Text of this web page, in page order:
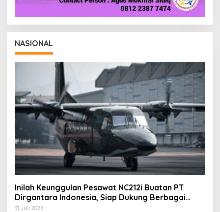
NASIONAL
Inilah Keunggulan Pesawat NC212i Buatan PT
Dirgantara Indonesia, Siap Dukung Berbagai
Operasi TNI
31 Juli 2026